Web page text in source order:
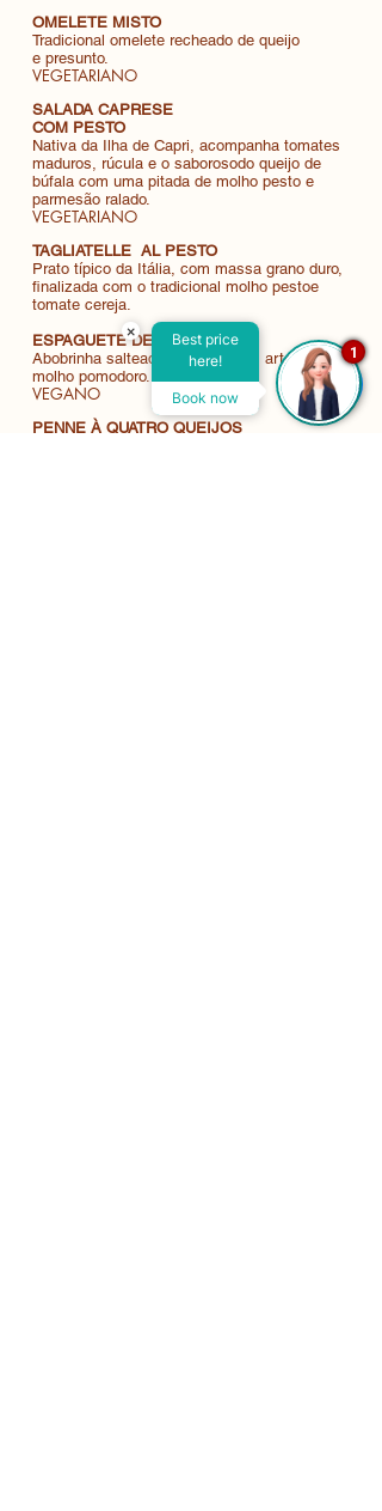
OMELETE MISTO
Tradicional omelete recheado de queijo
e presunto.
VEGETARIANO
SALADA CAPRESE
COM PESTO
Nativa da Ilha de Capri, acompanha tomates
maduros, rúcula e o saborosodo queijo de
búfala com uma pitada de molho pesto e
parmesão ralado.
VEGETARIANO
TAGLIATELLE AL PESTO
Prato típico da Itália, com massa grano duro,
finalizada com o tradicional molho pestoe
tomate cereja.
ESPAGUETE DE ABOBRINHA
Abobrinha salteada em tiras com artesanal
molho pomodoro.
VEGANO
PENNE À QUATRO QUEIJOS
×
Best price
here!
Book now
1